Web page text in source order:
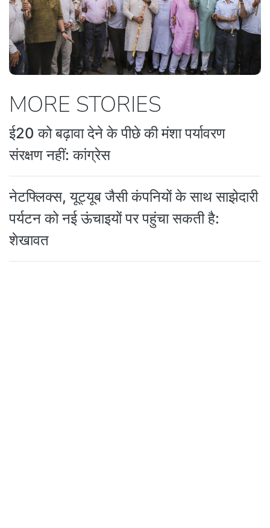
MORE STORIES
ई20 को बढ़ावा देने के पीछे की मंशा पर्यावरण
संरक्षण नहीं: कांग्रेस
नेटफ्लिक्स, यूट्यूब जैसी कंपनियों के साथ साझेदारी
पर्यटन को नई ऊंचाइयों पर पहुंचा सकती है:
शेखावत